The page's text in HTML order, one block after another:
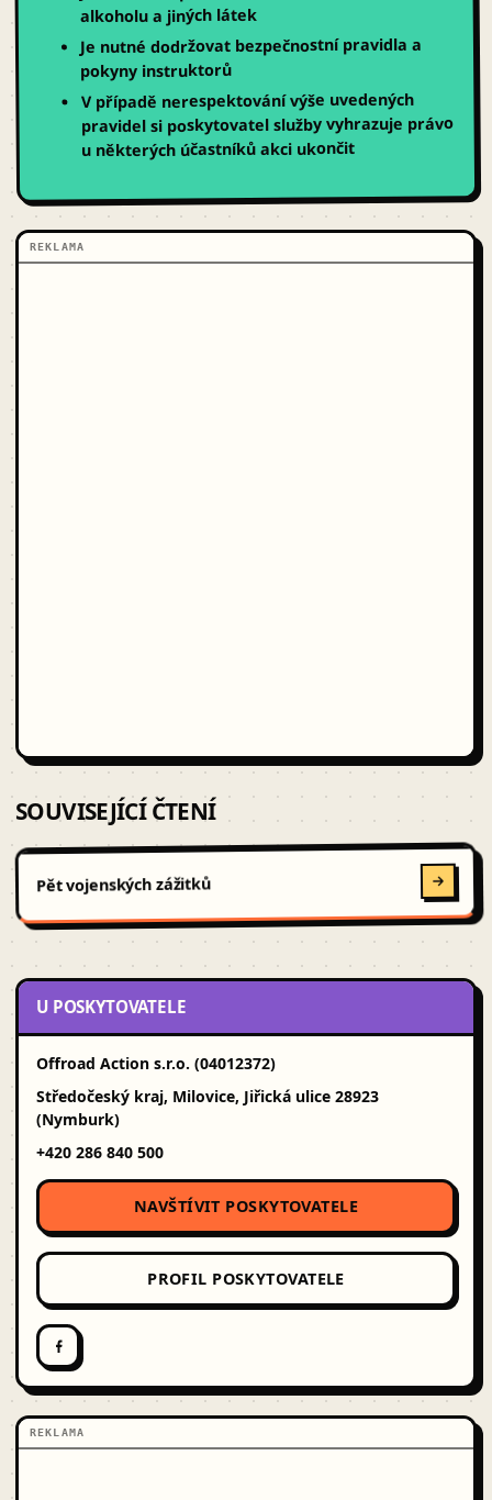
alkoholu a jiných látek
Je nutné dodržovat bezpečnostní pravidla a
pokyny instruktorů
V případě nerespektování výše uvedených
pravidel si poskytovatel služby vyhrazuje právo
u některých účastníků akci ukončit
REKLAMA
SOUVISEJÍCÍ ČTENÍ
Pět vojenských zážitků
U POSKYTOVATELE
Offroad Action s.r.o. (04012372)
Středočeský kraj, Milovice, Jiřická ulice 28923
(Nymburk)
+420 286 840 500
NAVŠTÍVIT POSKYTOVATELE
PROFIL POSKYTOVATELE
REKLAMA